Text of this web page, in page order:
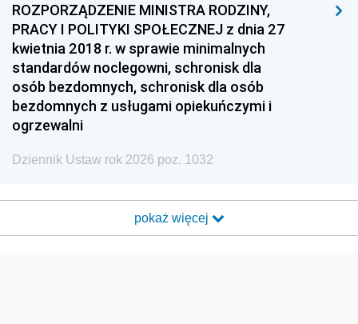
ROZPORZĄDZENIE MINISTRA RODZINY,
PRACY I POLITYKI SPOŁECZNEJ z dnia 27
kwietnia 2018 r. w sprawie minimalnych
standardów noclegowni, schronisk dla
osób bezdomnych, schronisk dla osób
bezdomnych z usługami opiekuńczymi i
ogrzewalni
Dziennik Ustaw rok 2026 poz. 1032
pokaż więcej